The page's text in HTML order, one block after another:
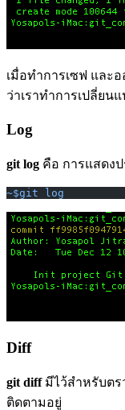
เมื่อทำการเซฟ และอ
ว่าเราทำการเปลี่ยน
Log
git log คือ การแสดงป
~$git log
Diff
git diffมีไว้สำหรับตร
ติดตามอยู่